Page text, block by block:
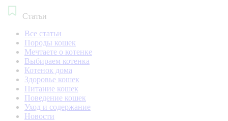
Статьи
Все статьи
Породы кошек
Мечтаете о котенке
Выбираем котенка
Котенок дома
Здоровье кошек
Питание кошек
Поведение кошек
Уход и содержание
Новости